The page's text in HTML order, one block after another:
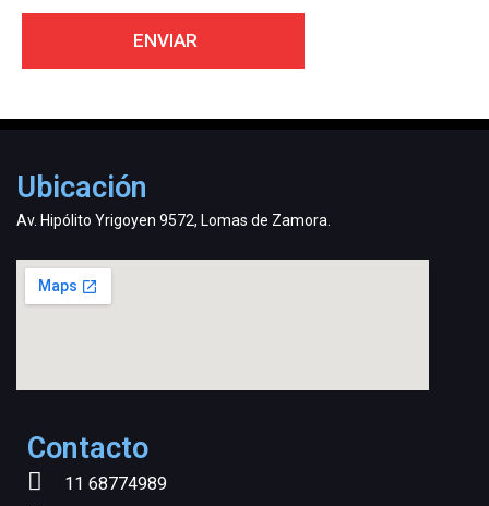
Ubicación
Av. Hipólito Yrigoyen 9572, Lomas de Zamora.
Contacto
11 68774989